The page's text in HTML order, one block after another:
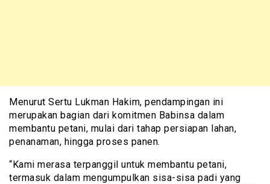
Menurut Sertu Lukman Hakim, pendampingan ini
merupakan bagian dari komitmen Babinsa dalam
membantu petani, mulai dari tahap persiapan lahan,
penanaman, hingga proses panen.
“Kami merasa terpanggil untuk membantu petani,
termasuk dalam mengumpulkan sisa-sisa padi yang